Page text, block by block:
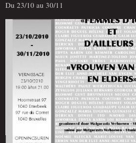
Du 23/10 au 30/11